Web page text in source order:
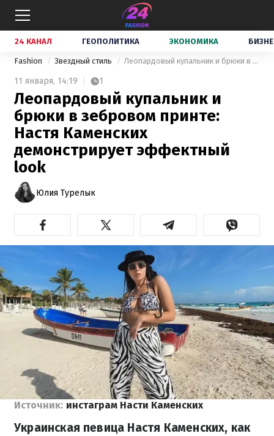
24 КАНАЛ ГЕОПОЛИТИКА ЭКОНОМИКА
Fashion Звездный стиль Леопардовый купальник и брюки в зебровом принте: Настя Каменских демонстрирует эффектный look
11 января, 14:19 1
Леопардовый купальник и
брюки в зебровом принте:
Настя Каменских
демонстрирует эффектный
look
Юлия Турелык
Источник: инстаграм Насти Каменских
Украинская певица Настя Каменских, как